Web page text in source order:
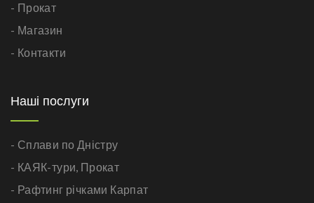
- Прокат
- Магазин
- Контакти
Наші послуги
- Сплави по Дністру
- КАЯК-тури, Прокат
- Рафтинг річками Карпат